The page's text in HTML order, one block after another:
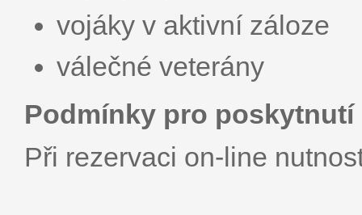
vojáky v aktivní záloze
válečné veterány
Podmínky pro poskytnutí
Při rezervaci on-line